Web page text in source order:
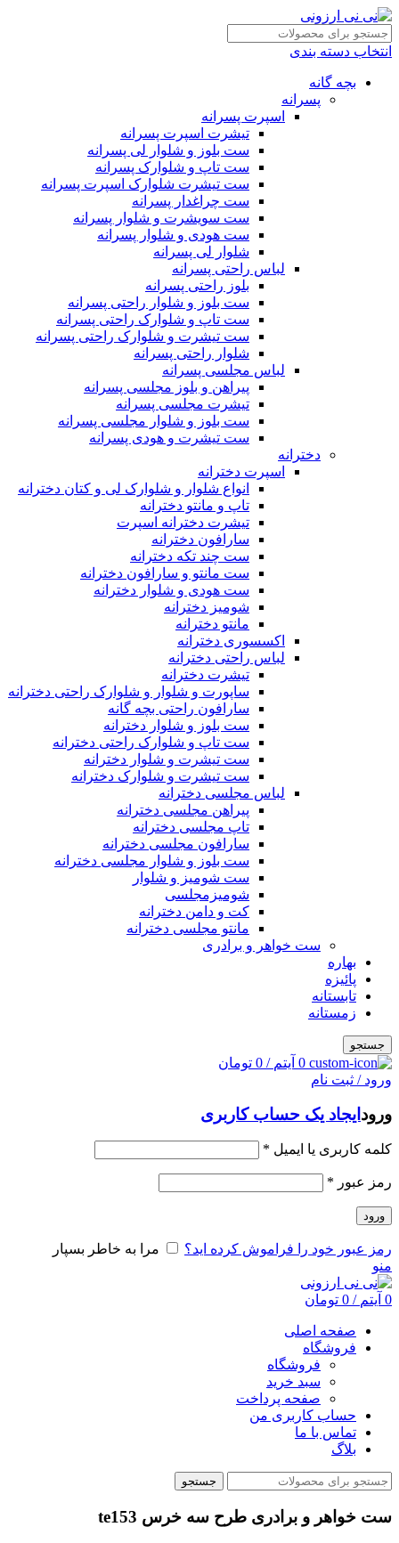
انتخاب دسته بندی
بچه گانه
پسرانه
اسپرت پسرانه
تیشرت اسپرت پسرانه
ست بلوز و شلوار لی پسرانه
ست تاپ و شلوارک پسرانه
ست تیشرت شلوارک اسپرت پسرانه
ست چراغدار پسرانه
ست سویشرت و شلوار پسرانه
ست هودی و شلوار پسرانه
شلوار لی پسرانه
لباس راحتی پسرانه
بلوز راحتی پسرانه
ست بلوز و شلوار راحتی پسرانه
ست تاپ و شلوارک راحتی پسرانه
ست تیشرت و شلوارک راحتی پسرانه
شلوار راحتی پسرانه
لباس مجلسی پسرانه
پیراهن و بلوز مجلسی پسرانه
تیشرت مجلسی پسرانه
ست بلوز و شلوار مجلسی پسرانه
ست تیشرت و هودی پسرانه
دخترانه
اسپرت دخترانه
انواع شلوار و شلوارک لی و کتان دخترانه
تاپ و مانتو دخترانه
تیشرت دخترانه اسپرت
سارافون دخترانه
ست چند تکه دخترانه
ست مانتو و سارافون دخترانه
ست هودی و شلوار دخترانه
شومیز دخترانه
مانتو دخترانه
اکسسوری دخترانه
لباس راحتی دخترانه
تیشرت دخترانه
ساپورت و شلوار و شلوارک راحتی دخترانه
سارافون راحتی بچه گانه
ست بلوز و شلوار دخترانه
ست تاپ و شلوارک راحتی دخترانه
ست تیشرت و شلوار دخترانه
ست تیشرت و شلوارک دخترانه
لباس مجلسی دخترانه
پیراهن مجلسی دخترانه
تاپ مجلسی دخترانه
سارافون مجلسی دخترانه
ست بلوز و شلوار مجلسی دخترانه
ست شومیز و شلوار
شومیزمجلسی
کت و دامن دخترانه
مانتو مجلسی دخترانه
ست خواهر و برادری
بهاره
پائیزه
تابستانه
زمستانه
جستجو
0 آیتم /
0 تومان
ورود / ثبت نام
ورود ایجاد یک حساب کاربری
کلمه کاربری یا ایمیل *
رمز عبور *
ورود
رمز عبور خود را فراموش کرده اید؟
مرا به خاطر بسپار
منو
0 آیتم /
0 تومان
صفحه اصلی
فروشگاه
فروشگاه
سبد خرید
صفحه پرداخت
حساب کاربری من
تماس با ما
بلاگ
جستجو
ست خواهر و برادری طرح سه خرس te153